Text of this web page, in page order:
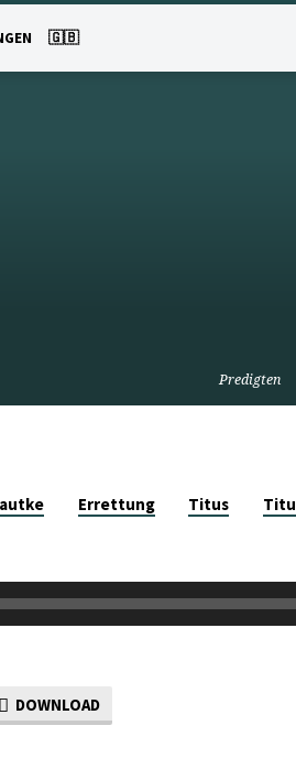
🇬🇧
Predigten
Errettung Titus
DOWNLOAD